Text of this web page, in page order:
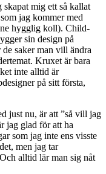
mig ett så kallat
jag kommer med
hygglig koll). Child-
sin design på
saker man vill ändra
Kruxet är bara
inte alltid är
på sitt första,
just nu, är att ”så vill jag
jag glad för att ha
som jag inte ens visste
men jag tar
alltid lär man sig nåt